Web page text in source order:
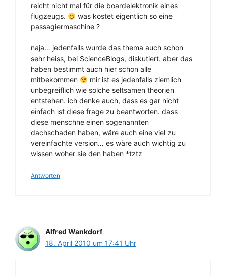
reicht nicht mal für die boardelektronik eines
flugzeugs.
was kostet eigentlich so eine
passagiermaschine ?
naja… jedenfalls wurde das thema auch schon
sehr heiss, bei ScienceBlogs, diskutiert. aber das
haben bestimmt auch hier schon alle
mitbekommen
mir ist es jedenfalls ziemlich
unbegreiflich wie solche seltsamen theorien
entstehen. ich denke auch, dass es gar nicht
einfach ist diese frage zu beantworten. dass
diese menschne einen sogenannten
dachschaden haben, wäre auch eine viel zu
vereinfachte version… es wäre auch wichtig zu
wissen woher sie den haben *tztz
Antworten
Alfred Wankdorf
18. April 2010 um 17:41 Uhr